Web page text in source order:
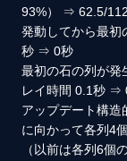
93%）
⇒ 62.5/
発動してから最初
秒 ⇒ 0秒
最初の石の列が発
レイ時間 0.1秒 ⇒
アップデート構造
に向かって各列4
（以前は各列6個